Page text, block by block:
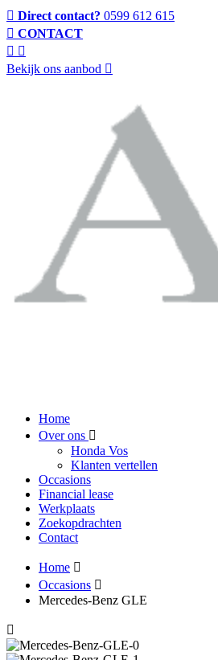
Direct contact? 0599 612 615
CONTACT
Bekijk ons aanbod
Home
Over ons
Honda Vos
Klanten vertellen
Occasions
Financial lease
Werkplaats
Zoekopdrachten
Contact
Home
Occasions
Mercedes-Benz GLE